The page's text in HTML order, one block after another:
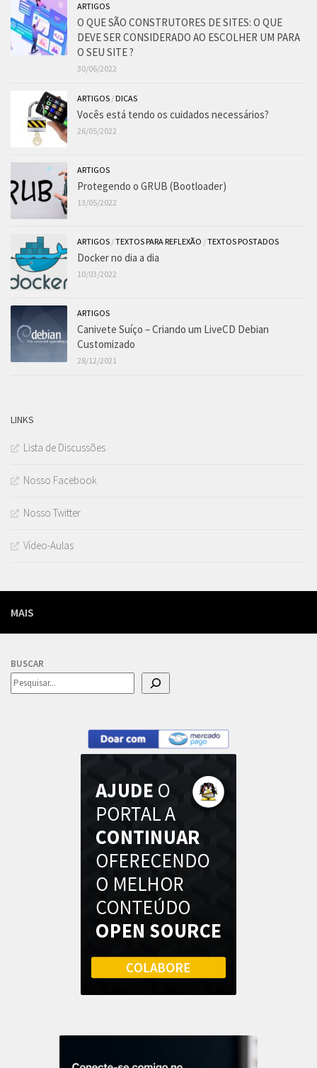
ARTIGOS
O QUE SÃO CONSTRUTORES DE SITES: O QUE
DEVE SER CONSIDERADO AO ESCOLHER UM PARA
O SEU SITE ?
30/06/2022
ARTIGOS /DICAS
Vocês está tendo os cuidados necessários?
26/05/2022
ARTIGOS
Protegendo o GRUB (Bootloader)
13/05/2022
ARTIGOS /TEXTOS PARA REFLEXÃO /TEXTOS POSTADOS
Docker no dia a dia
10/03/2022
ARTIGOS
Canivete Suíço – Criando um LiveCD Debian
Customizado
28/12/2021
LINKS
Lista de Discussões
Nosso Facebook
Nosso Twitter
Vídeo-Aulas
MAIS
BUSCAR